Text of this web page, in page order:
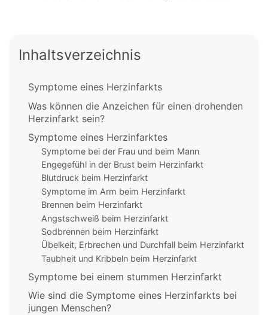
Inhaltsverzeichnis
Symptome eines Herzinfarkts
Was können die Anzeichen für einen drohenden
Herzinfarkt sein?
Symptome eines Herzinfarktes
Symptome bei der Frau und beim Mann
Engegefühl in der Brust beim Herzinfarkt
Blutdruck beim Herzinfarkt
Symptome im Arm beim Herzinfarkt
Brennen beim Herzinfarkt
Angstschweiß beim Herzinfarkt
Sodbrennen beim Herzinfarkt
Übelkeit, Erbrechen und Durchfall beim Herzinfarkt
Taubheit und Kribbeln beim Herzinfarkt
Symptome bei einem stummen Herzinfarkt
Wie sind die Symptome eines Herzinfarkts bei
jungen Menschen?